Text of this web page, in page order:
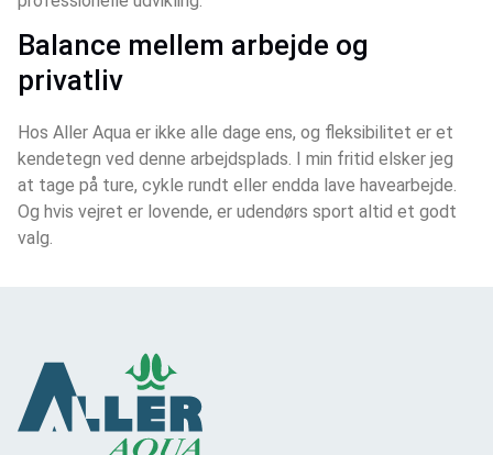
Balance mellem arbejde og
privatliv
Hos Aller Aqua er ikke alle dage ens, og fleksibilitet er et
kendetegn ved denne arbejdsplads. I min fritid elsker jeg
at tage på ture, cykle rundt eller endda lave havearbejde.
Og hvis vejret er lovende, er udendørs sport altid et godt
valg.